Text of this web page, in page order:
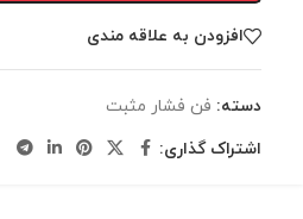
افزودن به علاقه مندی
دسته: فن فشار مثبت
اشتراک گذاری: